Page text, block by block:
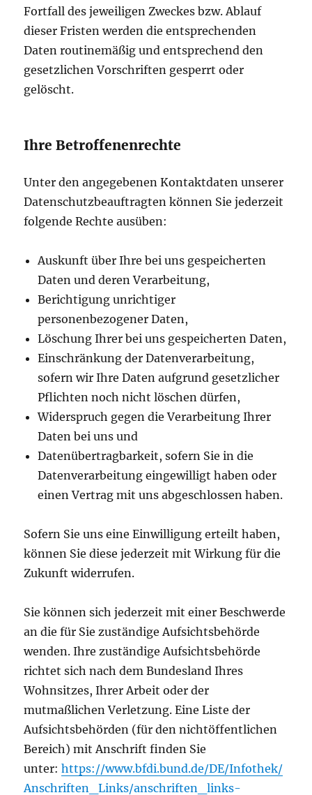
Fortfall des jeweiligen Zweckes bzw. Ablauf
dieser Fristen werden die entsprechenden
Daten routinemäßig und entsprechend den
gesetzlichen Vorschriften gesperrt oder
gelöscht.
Ihre Betroffenenrechte
Unter den angegebenen Kontaktdaten unserer
Datenschutzbeauftragten können Sie jederzeit
folgende Rechte ausüben:
Auskunft über Ihre bei uns gespeicherten
Daten und deren Verarbeitung,
Berichtigung unrichtiger
personenbezogener Daten,
Löschung Ihrer bei uns gespeicherten Daten,
Einschränkung der Datenverarbeitung,
sofern wir Ihre Daten aufgrund gesetzlicher
Pflichten noch nicht löschen dürfen,
Widerspruch gegen die Verarbeitung Ihrer
Daten bei uns und
Datenübertragbarkeit, sofern Sie in die
Datenverarbeitung eingewilligt haben oder
einen Vertrag mit uns abgeschlossen haben.
Sofern Sie uns eine Einwilligung erteilt haben,
können Sie diese jederzeit mit Wirkung für die
Zukunft widerrufen.
Sie können sich jederzeit mit einer Beschwerde
an die für Sie zuständige Aufsichtsbehörde
wenden. Ihre zuständige Aufsichtsbehörde
richtet sich nach dem Bundesland Ihres
Wohnsitzes, Ihrer Arbeit oder der
mutmaßlichen Verletzung. Eine Liste der
Aufsichtsbehörden (für den nichtöffentlichen
Bereich) mit Anschrift finden Sie
unter:https://www.bfdi.bund.de/DE/Infothek/
Anschriften_Links/anschriften_links-